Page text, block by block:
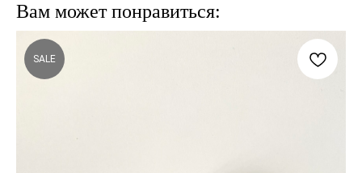
Вам может понравиться:
SALE